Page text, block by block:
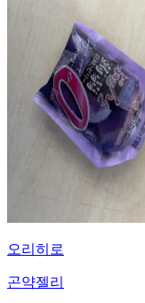
오리히로
곤약젤리